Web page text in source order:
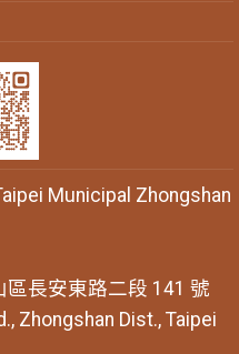
Municipal Zhongshan
長安東路二段 141 號
Zhongshan Dist., Taipei